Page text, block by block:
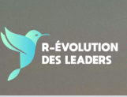
au
contenu